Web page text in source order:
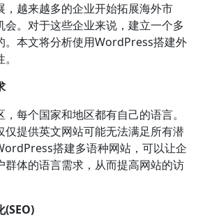
，越来越多的企业开始拓展海外市
会。对于这些企业来说，建立一个多
。本文将分析使用WordPress搭建外
每个国家和地区都有自己的语言。
仅提供英文网站可能无法满足所有潜
搭建多语种网站，可以让企
群体的语言需求，从而提高网站的访
(SEO)